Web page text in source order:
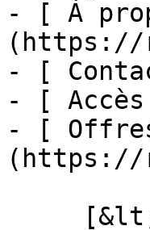
- [ À
(https://
- [
- [
- [
(https://